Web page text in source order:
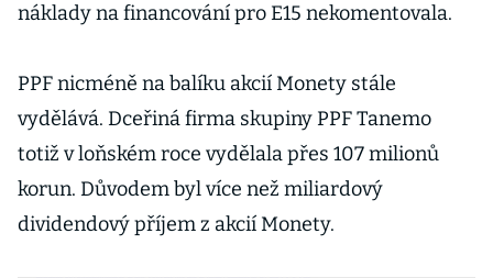
náklady na financování pro E15 nekomentovala.
PPF nicméně na balíku akcií Monety stále
vydělává. Dceřiná firma skupiny PPF Tanemo
totiž v loňském roce vydělala přes 107 milionů
korun. Důvodem byl více než miliardový
dividendový příjem z akcií Monety.